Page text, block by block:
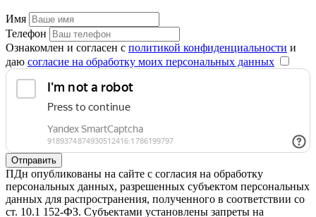
Имя
Телефон
Ознакомлен и согласен с политикой конфиденциальности и
даю согласие на обработку моих персональных данных
Отправить
ПДн опубликованы на сайте с согласия на обработку
персональных данных, разрешенных субъектом персональных
данных для распространения, полученного в соответствии со
ст. 10.1 152-ФЗ. Субъектами установлены запреты на